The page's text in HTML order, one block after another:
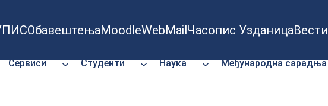
ОбавештењаMoodleWebMailЧасопис УзданицаВести
Сервиси Студенти Наука Међународна сарадња